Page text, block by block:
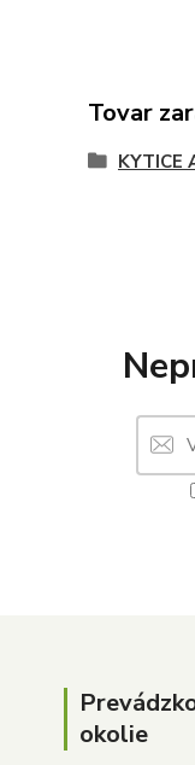
Tovar
KYTICE
okolie